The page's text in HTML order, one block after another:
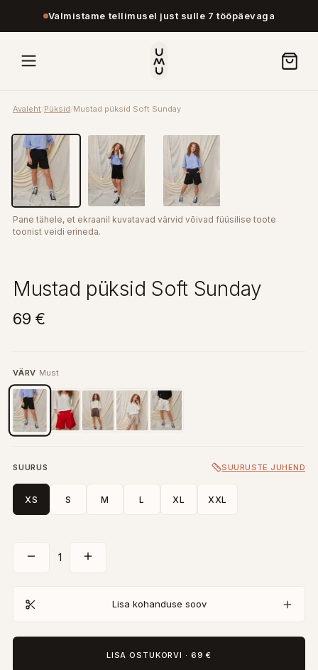
Valmistame tellimusel just sulle 7 tööpäevaga
Avaleht/Püksid/Mustad püksid Soft Sunday
Pane tähele, et ekraanil kuvatavad värvid võivad füüsilise toote
toonist veidi erineda.
Mustad püksid Soft Sunday
69 €
VÄRV Must
SUURUS SUURUSTE JUHEND
XS S M L XL XXL
1
Lisa kohanduse soov
LISA OSTUKORVI · 69 €